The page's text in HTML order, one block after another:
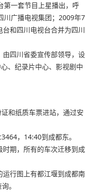
第一套节目上星播出，呼
川广播电视集团；2009年7
和四川电视台合并为四川
四川省委宣传部领导，设
、纪录片中心、影视剧中
和纸质车票进站，通过安
，14:40到成都东。
期，所有的车次迁移到成
行图上有都江堰到成都南
。